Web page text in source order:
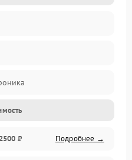
2500 ₽ Подробнее →